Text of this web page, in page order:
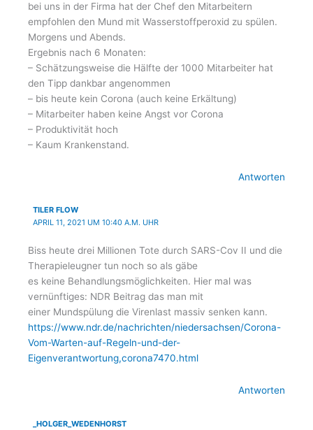
bei uns in der Firma hat der Chef den Mitarbeitern
empfohlen den Mund mit Wasserstoffperoxid zu spülen.
Morgens und Abends.
Ergebnis nach 6 Monaten:
– Schätzungsweise die Hälfte der 1000 Mitarbeiter hat
den Tipp dankbar angenommen
– bis heute kein Corona (auch keine Erkältung)
– Mitarbeiter haben keine Angst vor Corona
– Produktivität hoch
– Kaum Krankenstand.
Antworten
TILER FLOW
APRIL 11, 2021 UM 10:40 A.M. UHR
Biss heute drei Millionen Tote durch SARS-Cov II und die
Therapieleugner tun noch so als gäbe
es keine Behandlungsmöglichkeiten. Hier mal was
vernünftiges: NDR Beitrag das man mit
einer Mundspülung die Virenlast massiv senken kann.
https://www.ndr.de/nachrichten/niedersachsen/Corona-
Vom-Warten-auf-Regeln-und-der-
Eigenverantwortung,corona7470.html
Antworten
_HOLGER_WEDENHORST